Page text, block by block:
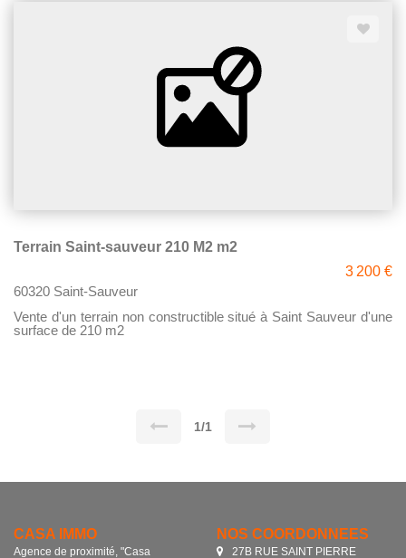
Terrain Saint-sauveur 210 M2 m2
3 200 €
60320 Saint-Sauveur
Vente d'un terrain non constructible situé à Saint Sauveur d'une
surface de 210 m2
1/1
CASA IMMO
Agence de proximité, "Casa
NOS COORDONNÉES
27B RUE SAINT PIERRE